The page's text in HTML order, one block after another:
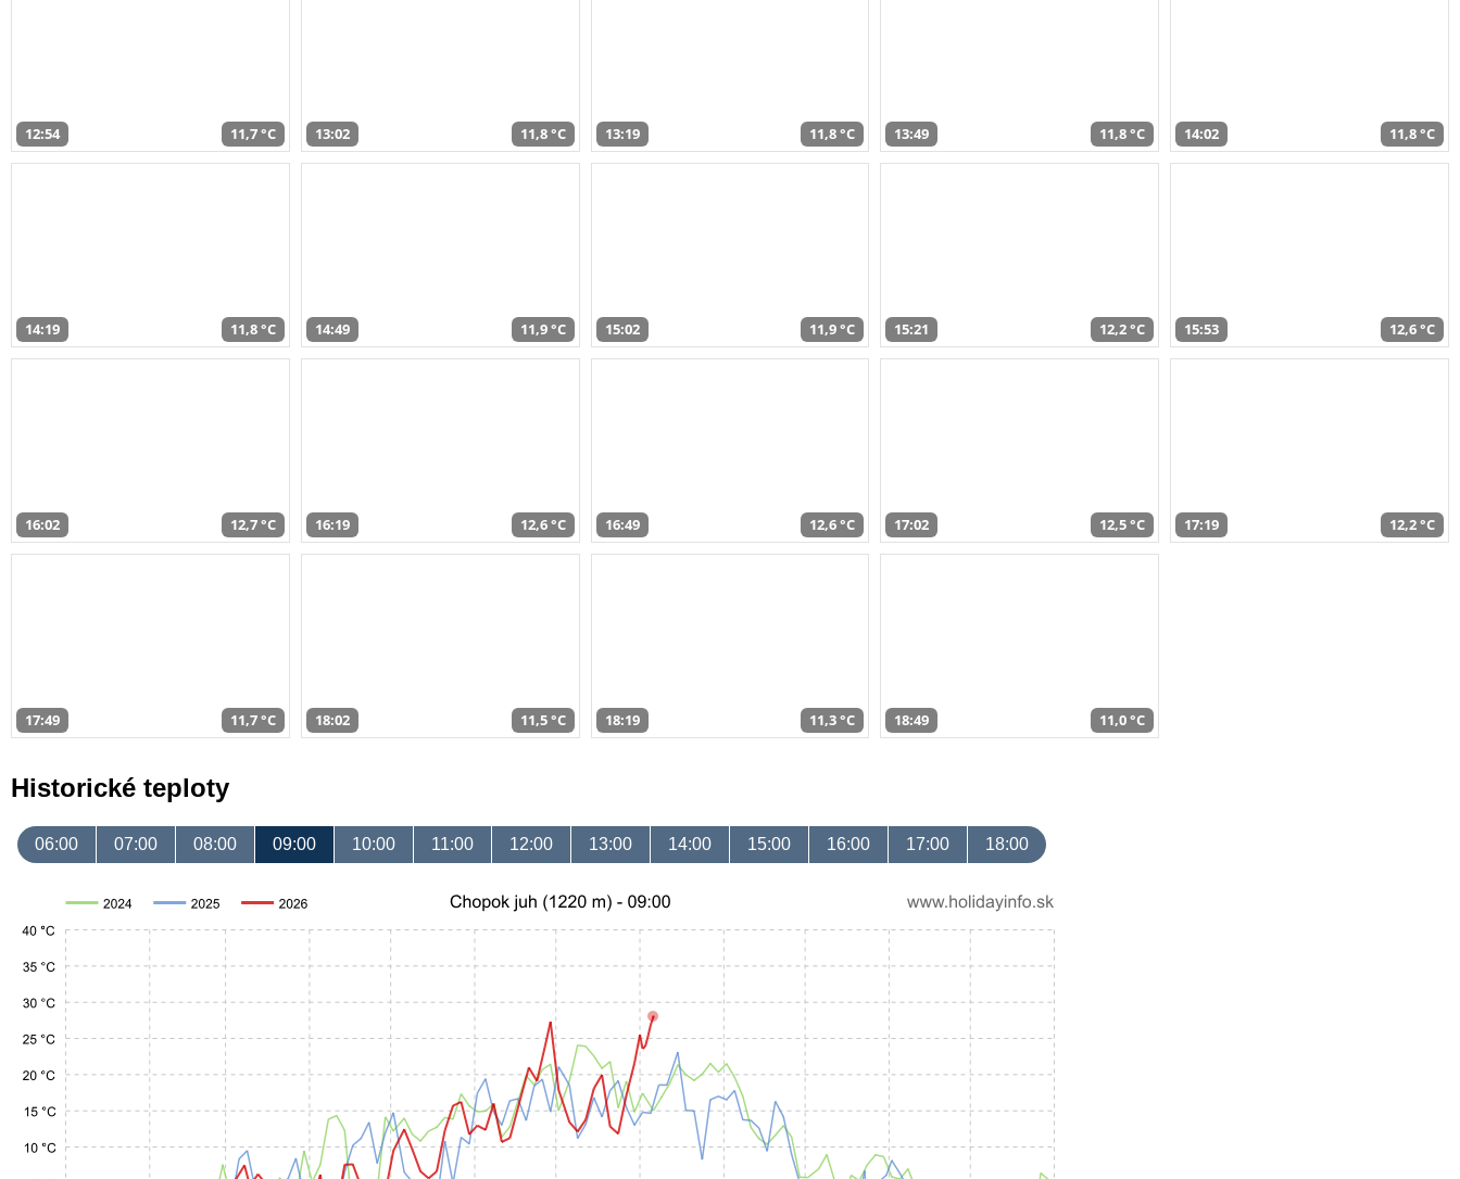
12:54 11,7 °C 13:02 11,8 °C 13:19 11,8 °C 13:49 11,8 °C 14:02 11,8 °C
14:19 11,8 °C 14:49 11,9 °C 15:02 11,9 °C 15:21 12,2 °C 15:53 12,6 °C
16:02 12,7 °C 16:19 12,6 °C 16:49 12,6 °C 17:02 12,5 °C 17:19 12,2 °C
17:49 11,7 °C 18:02 11,5 °C 18:19 11,3 °C 18:49 11,0 °C
Historické teploty
06:00 07:00 08:00 09:00 10:00 11:00 12:00 13:00 14:00 15:00 16:00 17:00 18:00